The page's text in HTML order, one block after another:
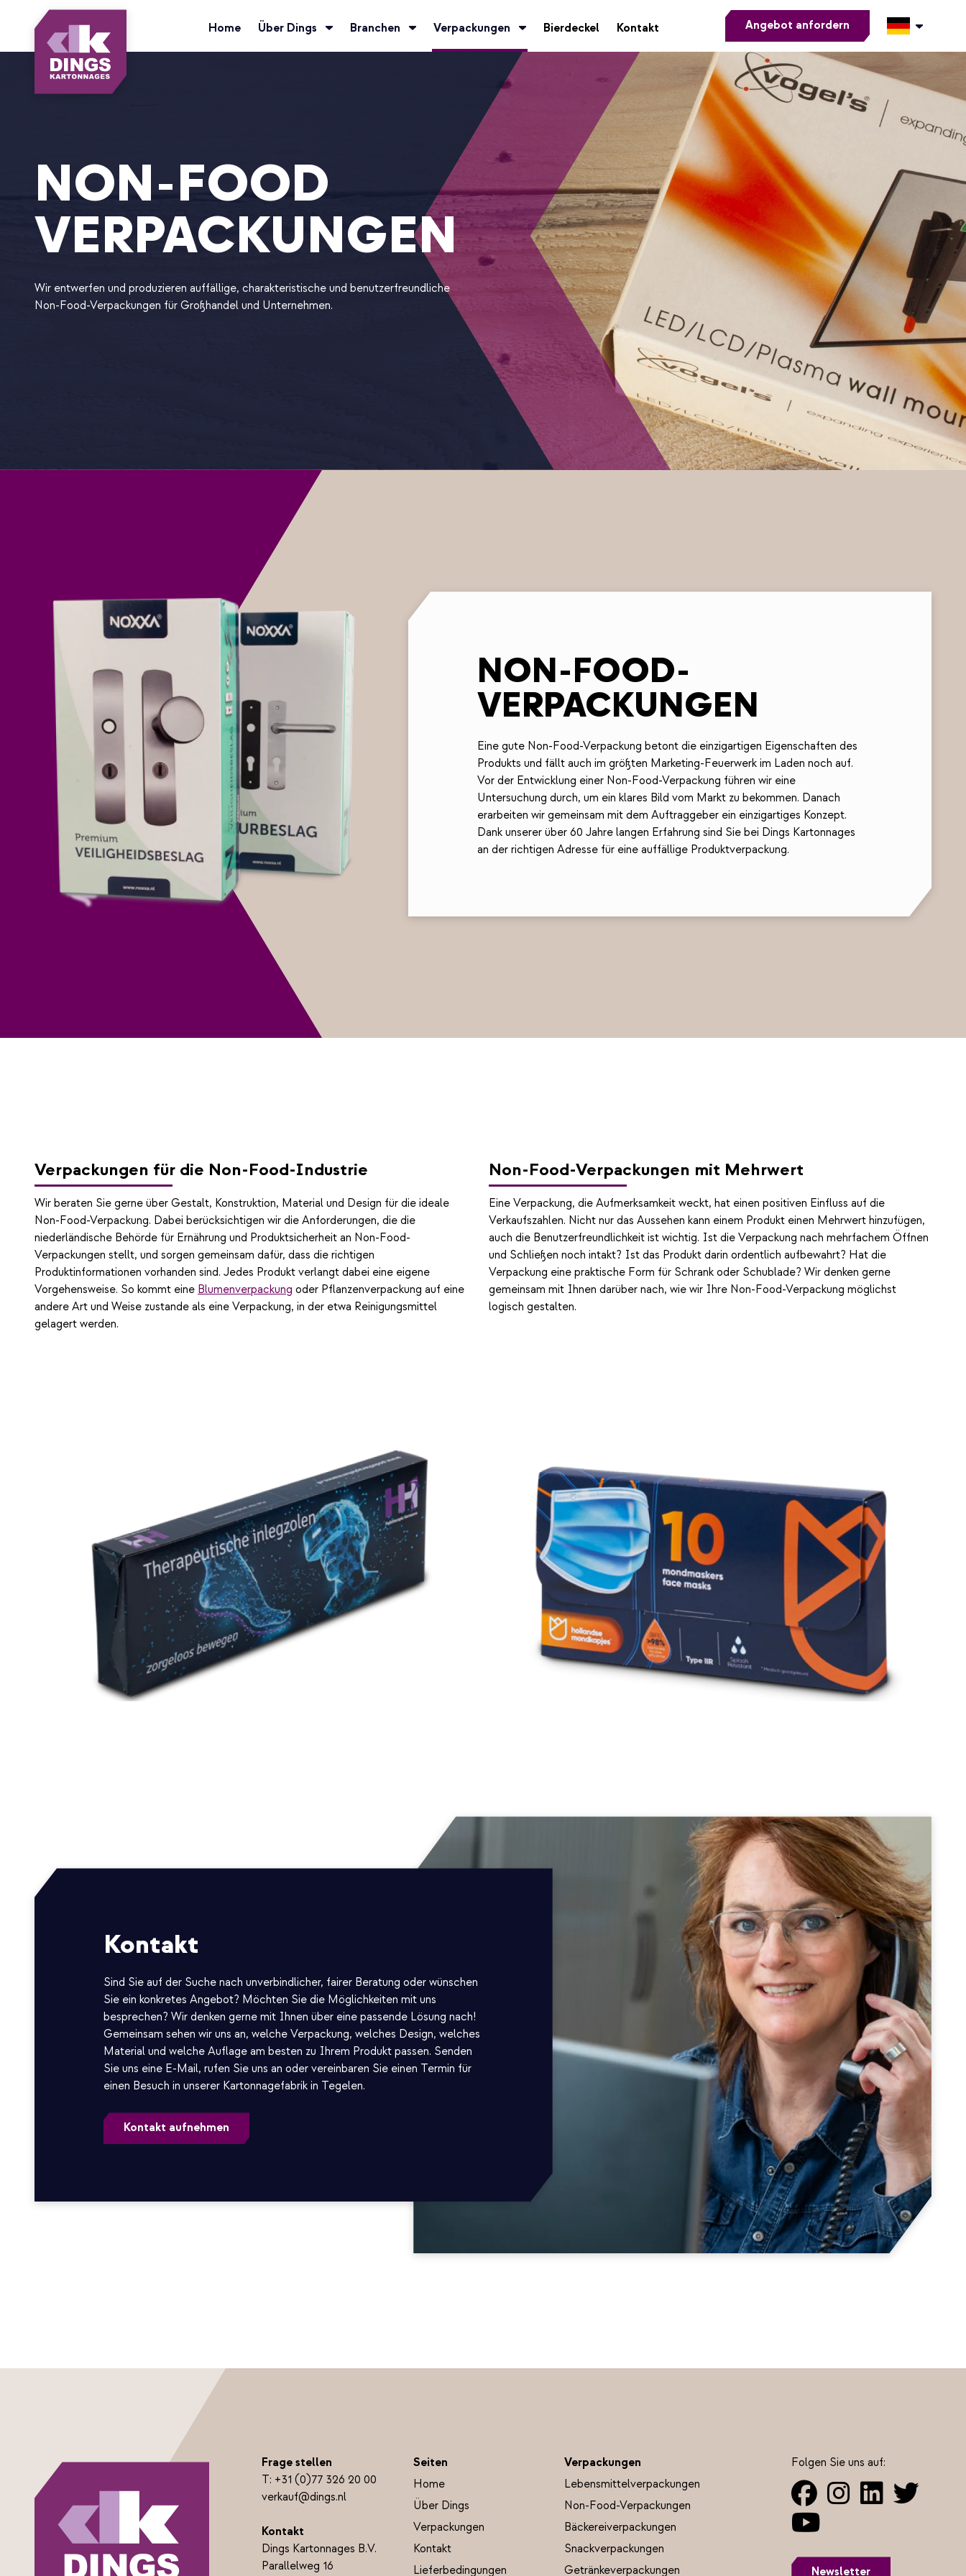
Home Über Dings Branchen Verpackungen Bierdeckel Kontakt Angebot anfordern
NON-FOOD
VERPACKUNGEN
Wir entwerfen und produzieren auffällige, charakteristische und benutzerfreundliche
Non-Food-Verpackungen für Großhandel und Unternehmen.
NON-FOOD-
VERPACKUNGEN
Eine gute Non-Food-Verpackung betont die einzigartigen Eigenschaften des
Produkts und fällt auch im größten Marketing-Feuerwerk im Laden noch auf.
Vor der Entwicklung einer Non-Food-Verpackung führen wir eine
Untersuchung durch, um ein klares Bild vom Markt zu bekommen. Danach
erarbeiten wir gemeinsam mit dem Auftraggeber ein einzigartiges Konzept.
Dank unserer über 60 Jahre langen Erfahrung sind Sie bei Dings Kartonnages
an der richtigen Adresse für eine auffällige Produktverpackung.
Verpackungen für die Non-Food-Industrie
Wir beraten Sie gerne über Gestalt, Konstruktion, Material und Design für die ideale
Non-Food-Verpackung. Dabei berücksichtigen wir die Anforderungen, die die
niederländische Behörde für Ernährung und Produktsicherheit an Non-Food-
Verpackungen stellt, und sorgen gemeinsam dafür, dass die richtigen
Produktinformationen vorhanden sind. Jedes Produkt verlangt dabei eine eigene
Vorgehensweise. So kommt eine Blumenverpackung oder Pflanzenverpackung auf eine
andere Art und Weise zustande als eine Verpackung, in der etwa Reinigungsmittel
gelagert werden.
Non-Food-Verpackungen mit Mehrwert
Eine Verpackung, die Aufmerksamkeit weckt, hat einen positiven Einfluss auf die
Verkaufszahlen. Nicht nur das Aussehen kann einem Produkt einen Mehrwert hinzufügen,
auch die Benutzerfreundlichkeit ist wichtig. Ist die Verpackung nach mehrfachem Öffnen
und Schließen noch intakt? Ist das Produkt darin ordentlich aufbewahrt? Hat die
Verpackung eine praktische Form für Schrank oder Schublade? Wir denken gerne
gemeinsam mit Ihnen darüber nach, wie wir Ihre Non-Food-Verpackung möglichst
logisch gestalten.
Kontakt
Sind Sie auf der Suche nach unverbindlicher, fairer Beratung oder wünschen
Sie ein konkretes Angebot? Möchten Sie die Möglichkeiten mit uns
besprechen? Wir denken gerne mit Ihnen über eine passende Lösung nach!
Gemeinsam sehen wir uns an, welche Verpackung, welches Design, welches
Material und welche Auflage am besten zu Ihrem Produkt passen. Senden
Sie uns eine E-Mail, rufen Sie uns an oder vereinbaren Sie einen Termin für
einen Besuch in unserer Kartonnagefabrik in Tegelen.
Kontakt aufnehmen
Frage stellen
T: +31 (0)77 326 20 00
verkauf@dings.nl
Kontakt
Dings Kartonnages B.V.
Parallelweg 16
Seiten
Home
Über Dings
Verpackungen
Kontakt
Lieferbedingungen
Verpackungen
Lebensmittelverpackungen
Non-Food-Verpackungen
Bäckereiverpackungen
Snackverpackungen
Getränkeverpackungen
Folgen Sie uns auf:
Newsletter